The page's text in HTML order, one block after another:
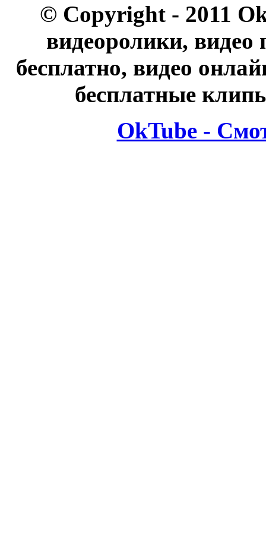
© Copyright - 2011
видеоролики, видео
бесплатно, видео
бесплатные
OkTube -